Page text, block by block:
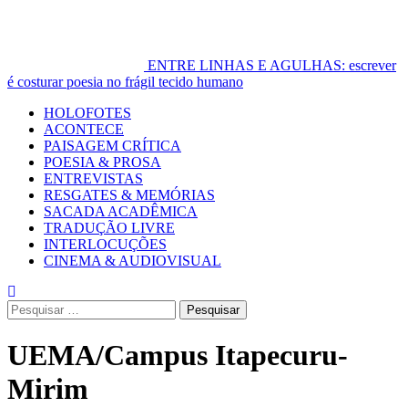
ENTRE LINHAS E AGULHAS: escrever
é costurar poesia no frágil tecido humano
Primary
Menu
HOLOFOTES
ACONTECE
PAISAGEM CRÍTICA
POESIA & PROSA
ENTREVISTAS
RESGATES & MEMÓRIAS
SACADA ACADÊMICA
TRADUÇÃO LIVRE
INTERLOCUÇÕES
CINEMA & AUDIOVISUAL
Pesquisar
por:
UEMA/Campus Itapecuru-
Mirim